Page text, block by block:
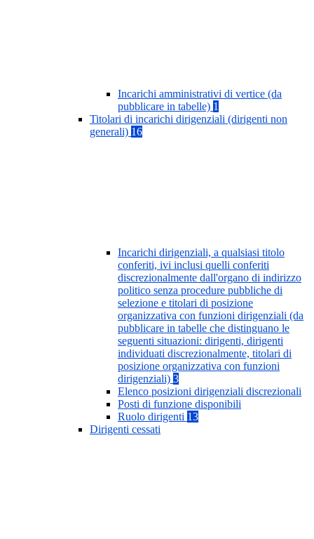
Incarichi amministrativi di vertice (da
pubblicare in tabelle) 1
Titolari di incarichi dirigenziali (dirigenti non
generali) 16
Incarichi dirigenziali, a qualsiasi titolo
conferiti, ivi inclusi quelli conferiti
discrezionalmente dall'organo di indirizzo
politico senza procedure pubbliche di
selezione e titolari di posizione
organizzativa con funzioni dirigenziali (da
pubblicare in tabelle che distinguano le
seguenti situazioni: dirigenti, dirigenti
individuati discrezionalmente, titolari di
posizione organizzativa con funzioni
dirigenziali) 3
Elenco posizioni dirigenziali discrezionali
Posti di funzione disponibili
Ruolo dirigenti 13
Dirigenti cessati